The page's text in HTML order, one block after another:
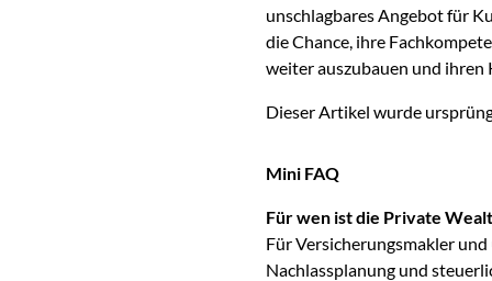
unschlagbares Angebot für
die Chance, ihre
weiter auszubauen und ihren
Dieser Artikel wurde
Mini FAQ
Für wen ist die Private
Für Versicherungsmakler
Nachlassplanung und